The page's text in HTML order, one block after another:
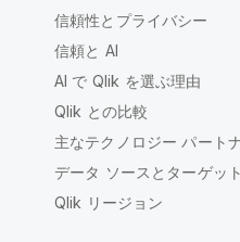
信頼性とプライバシー
信頼と AI
AI で Qlik を選ぶ理由
Qlik との比較
主なテクノロジー パート
データ ソースとターゲット
Qlik リージョン